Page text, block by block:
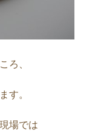
ろ、
す。
場では